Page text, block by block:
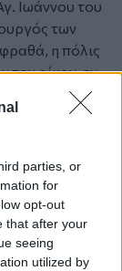
parties, or
for
opt-out
that after your
seeing
utilized by
Ιωάννου του
των
η πόλις
τον οίκον, εν
(ίδιας
της
ο Πηρός ή
«Φάτνη δε
πράξεως